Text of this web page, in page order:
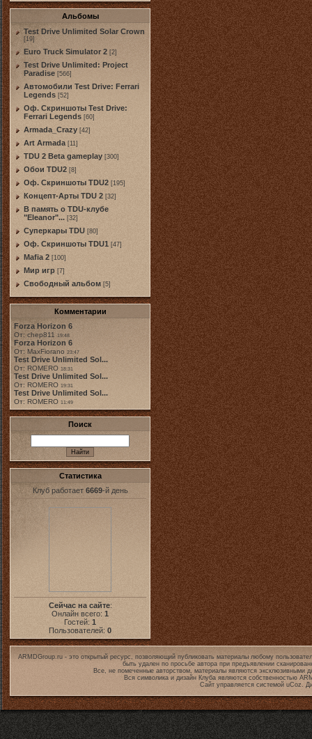
Альбомы
Test Drive Unlimited Solar Crown
[19]
Euro Truck Simulator 2 [2]
Test Drive Unlimited: Project
Paradise [566]
Автомобили Test Drive: Ferrari
Legends [52]
Оф. Скриншоты Test Drive:
Ferrari Legends [60]
Armada_Crazy [42]
Art Armada [11]
TDU 2 Beta gameplay [300]
Обои TDU2 [8]
Оф. Скриншоты TDU2 [195]
Концепт-Арты TDU 2 [32]
В память о TDU-клубе
"Eleanor"... [32]
Суперкары TDU [80]
Оф. Скриншоты TDU1 [47]
Mafia 2 [100]
Мир игр [7]
Свободный альбом [5]
Комментарии
Forza Horizon 6
От: chep811 19:48
Forza Horizon 6
От: MaxFiorano 23:47
Test Drive Unlimited Sol...
От: ROMERO 18:31
Test Drive Unlimited Sol...
От: ROMERO 19:31
Test Drive Unlimited Sol...
От: ROMERO 11:49
Поиск
Статистика
Клуб работает 6669-й день
Сейчас на сайте:
Онлайн всего: 1
Гостей: 1
Пользователей: 0
ARMDGroup.ru - это открытый ресурс, позволяющий публиковать материалы любому
быть удален по просьбе автора при предъявлении
Все, не помеченные авторством, материалы являются эксклюзивными
Вся символика и дизайн Клуба являются собственностью
Сайт управляется системой uCoz.